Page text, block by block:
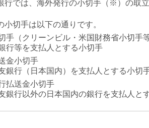
行では、海外発行の小切手（※）の取
小切手は以下の通りです。
手（クリーンビル・米国財務省小切手等
行等を支払人とする小切手
金小切手
銀行（日本国内）を支払人とする小切
払送金小切手
銀行以外の日本国内の銀行を支払人と